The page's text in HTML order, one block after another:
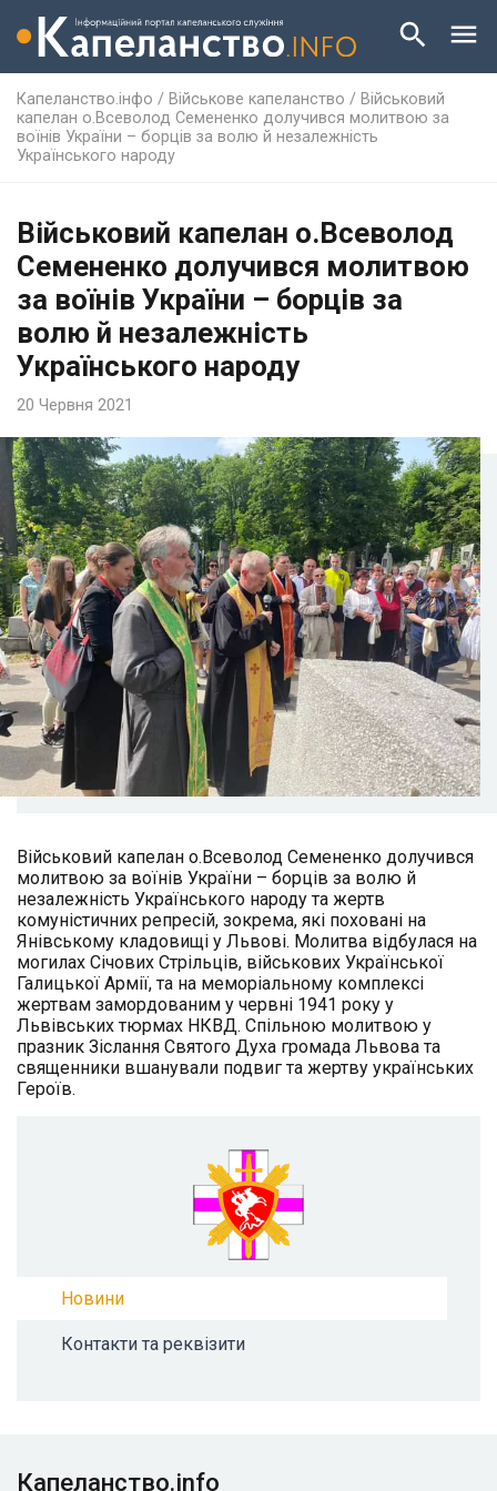
Капеланство.інфо / Військове капеланство / Військовий
капелан о.Всеволод Семененко долучився молитвою за
воїнів України – борців за волю й незалежність
Українського народу
Військовий капелан о.Всеволод
Семененко долучився молитвою
за воїнів України – борців за
волю й незалежність
Українського народу
20 Червня 2021
Військовий капелан о.Всеволод Семененко долучився
молитвою за воїнів України – борців за волю й
незалежність Українського народу та жертв
комуністичних репресій, зокрема, які поховані на
Янівському кладовищі у Львові. Молитва відбулася на
могилах Січових Стрільців, військових Української
Галицької Армії, та на меморіальному комплексі
жертвам замордованим у червні 1941 року у
Львівських тюрмах НКВД. Спільною молитвою у
празник Зіслання Святого Духа громада Львова та
священники вшанували подвиг та жертву українських
Героїв.
Новини
Контакти та реквізити
Капеланство.info